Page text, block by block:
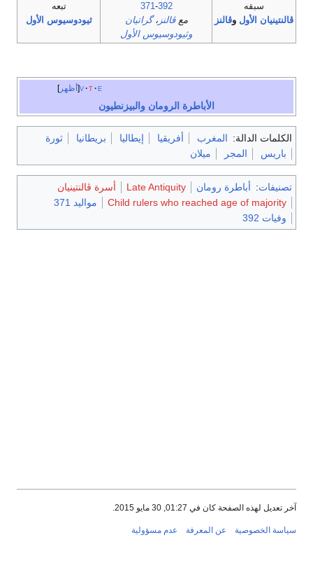
سبقه
ڤالنتينيان الأول وڤالنز
371-392
معڤالنز،گراتيان
وثيودوسيوس الأول
تبعه
ثيودوسيوس الأول
أظهر v t e
الأباطرة الرومان والبيزنطيون
الكلمات الدالة: المغرب أفريقيا إيطاليا بريطانيا
ثورة
باريس
المجر ميلان
تصنيفات: أباطرة رومان Late Antiquity
أسرة ڤالنتينيان
Child rulers who reached age of majority
مواليد 371
وفيات 392
آخر تعديل لهذه الصفحة كان في 01:27, 30 مايو 2015.
سياسة الخصوصية عن المعرفة عدم مسؤولية